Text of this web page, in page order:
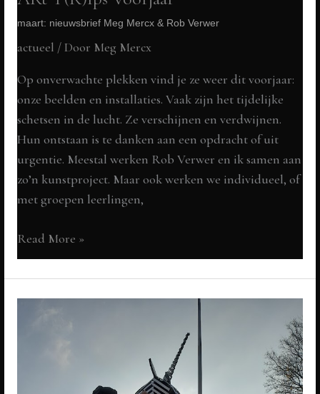
maart: nieuwsbrief Meg Mercx & Rob Verwer
actueel / Door Meg Mercx
Op onverwachte plekken vind je ze weer dit voorjaar:
onze beelden en installaties. Vaak zijn het tijdelijke
schetsen in de lucht. Ze verschijnen en verdwijnen.
Hun ontstaan is te danken aan een opdracht of uit
urgentie. Meestal werken Rob Verwer en ik samen aan
zo’n kunstproject. Maar ook werken we individueel, of
met groepen leerlingen,
ARt
T(R)Ips
Voorjaar
maart:
Read More »